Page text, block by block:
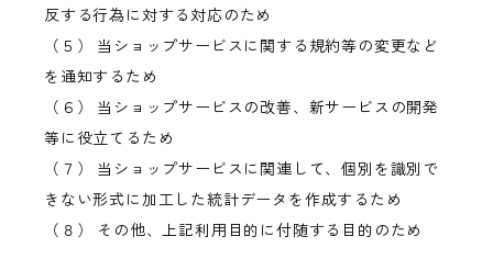
反する行為に対する対応のため
（５） 当ショップサービスに関する規約等の変更など
を通知するため
（６） 当ショップサービスの改善、新サービスの開発
等に役立てるため
（７） 当ショップサービスに関連して、個別を識別で
きない形式に加工した統計データを作成するため
（８） その他、上記利用目的に付随する目的のため